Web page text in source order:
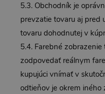
5.3. Obchodník je
prevzatie tovaru aj pred
tovaru dohodnutej v
5.4. Farebné
zodpovedať reálnym
kupujúci vnímať v
odtieňov je okrem iného